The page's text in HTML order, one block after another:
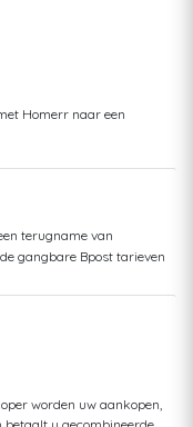
Homerr naar een
terugname van
gangbare Bpost tarieven
worden uw aankopen,